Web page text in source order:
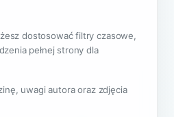
dostosować filtry czasowe,
pełnej strony dla
uwagi autora oraz zdjęcia